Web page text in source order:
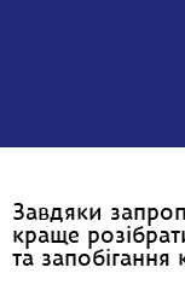
Завдяки
краще
та запобігання